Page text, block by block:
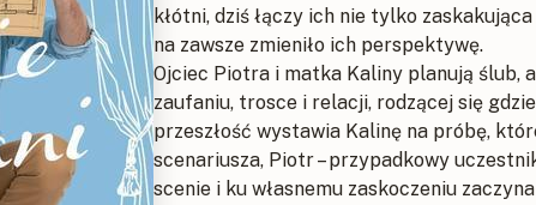
kłótni, dziś łączy ich nie tylko
na zawsze zmieniło ich perspektywę.
Ojciec Piotra i matka Kaliny planują ślub,
zaufaniu, trosce i relacji, rodzącej się
przeszłość wystawia Kalinę na próbę,
scenariusza, Piotr – przypadkowy
scenie i ku własnemu zaskoczeniu